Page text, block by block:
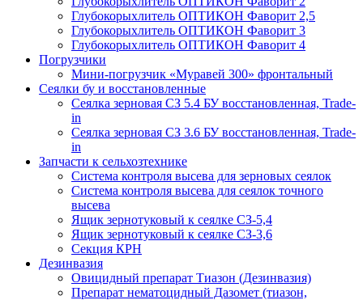
Глубокорыхлитель ОПТИКОН Фаворит 2,5
Глубокорыхлитель ОПТИКОН Фаворит 3
Глубокорыхлитель ОПТИКОН Фаворит 4
Погрузчики
Мини-погрузчик «Муравей 300» фронтальный
Сеялки бу и восстановленные
Сеялка зерновая СЗ 5.4 БУ восстановленная, Trade-
in
Сеялка зерновая СЗ 3.6 БУ восстановленная, Trade-
in
Запчасти к сельхозтехнике
Система контроля высева для зерновых сеялок
Система контроля высева для сеялок точного
высева
Ящик зернотуковый к сеялке СЗ-5,4
Ящик зернотуковый к сеялке СЗ-3,6
Секция КРН
Дезинвазия
Овицидный препарат Тиазон (Дезинвазия)
Препарат нематоцидный Дазомет (тиазон,